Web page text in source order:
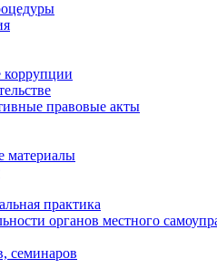
коррупции
правовые акты
материалы
практика
органов местного
семинаров